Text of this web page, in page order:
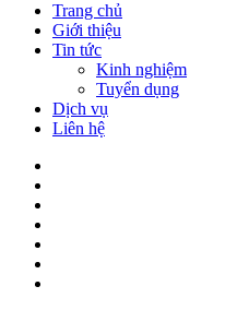
Trang chủ
Giới thiệu
Tin tức
Kinh nghiệm
Tuyển dụng
Dịch vụ
Liên hệ